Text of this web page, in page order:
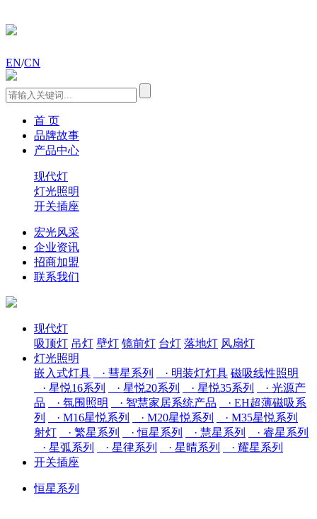
EN/CN
首 页
品牌故事
产品中心
现代灯
灯光照明
开关插座
宏光风采
企业资讯
招商加盟
联系我们
现代灯
吸顶灯 吊灯 壁灯 镜前灯 台灯 落地灯 风扇灯
灯光照明
嵌入式灯具
· 彗星系列 · 明装灯灯具 磁吸线性照明
· 星悦16系列
· 星悦20系列 · 星悦35系列
· 光源产
品
· 氛围照明 · 智慧家居系统产品
· EH超薄磁吸系
列
· M16星悦系列 · M20星悦系列
· M35星悦系列
射灯
· 繁星系列 · 恒星系列 · 慧星系列
· 睿星系列
· 星弧系列
· 星律系列 · 星晴系列
· 耀星系列
开关插座
恒星系列